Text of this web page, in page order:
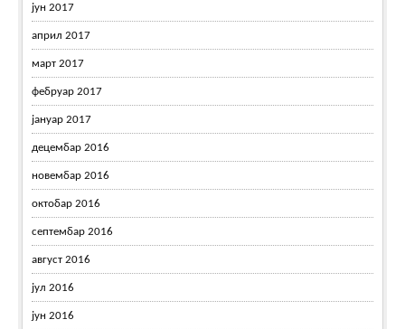
јун 2017
април 2017
март 2017
фебруар 2017
јануар 2017
децембар 2016
новембар 2016
октобар 2016
септембар 2016
август 2016
јул 2016
јун 2016